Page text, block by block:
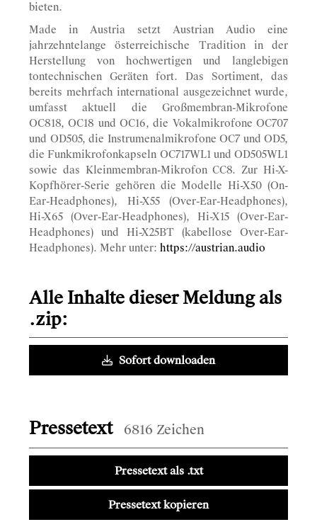
bieten.
Made in Austria setzt Austrian Audio eine
jahrzehntelange österreichische Tradition in der
Herstellung von hochwertigen und langlebigen
tontechnischen Geräten fort. Das Sortiment, das
bereits mehrfach international ausgezeichnet wurde,
umfasst aktuell die Großmembran-Mikrofone
OC818, OC18 und OC16, die Vokalmikrofone OC707
und OD505, die Instrumenalmikrofone OC7 und OD5,
die Funkmikrofonkapseln OC717WL1 und OD505WL1
sowie das Kleinmembran-Mikrofon CC8. Zur Hi-X-
Kopfhörer-Serie gehören die Modelle Hi-X50 (On-
Ear-Headphones), Hi-X55 (Over-Ear-Headphones),
Hi-X65 (Over-Ear-Headphones), Hi-X15 (Over-Ear-
Headphones) und Hi-X25BT (kabellose Over-Ear-
Headphones). Mehr unter: https://austrian.audio
Alle Inhalte dieser Meldung als
.zip:
Sofort downloaden
Pressetext 6816 Zeichen
Pressetext als .txt
Pressetext kopieren